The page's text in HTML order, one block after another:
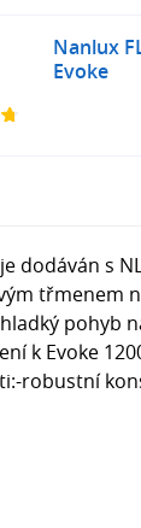
Nanlux
Evoke
je dodáván s
třmenem
pohyb
k Evoke
robustní